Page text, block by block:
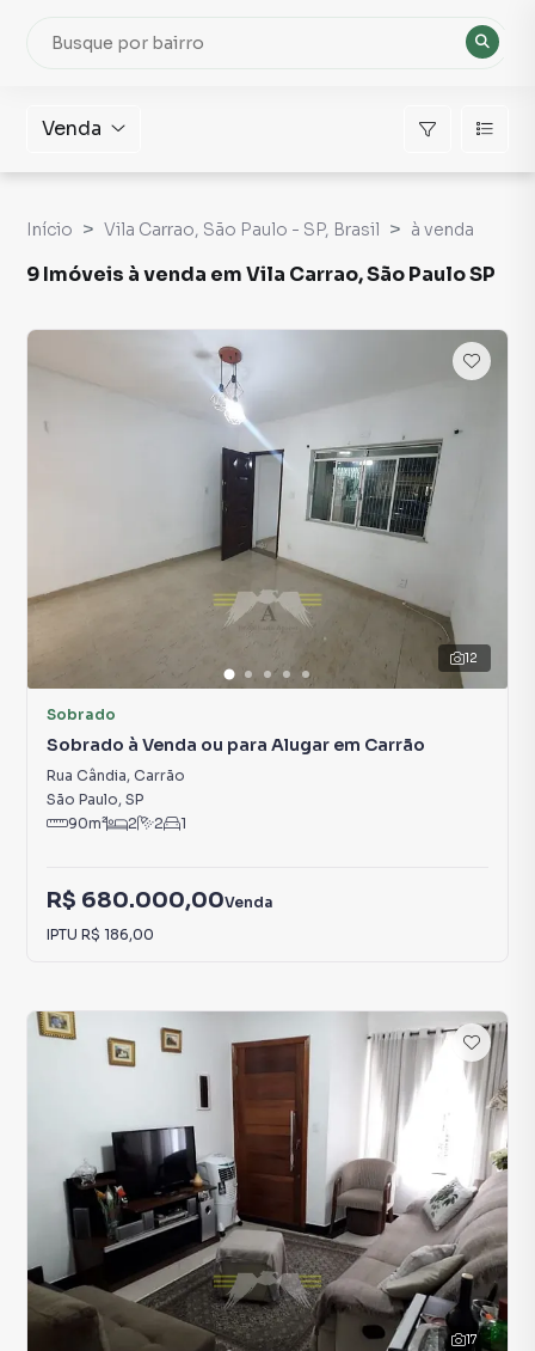
Venda
Início Vila Carrao, São Paulo - SP, Brasil à venda
9 Imóveis à venda em Vila Carrao, São Paulo SP
12
Sobrado
Sobrado à Venda ou para Alugar em Carrão
Rua Cândia, Carrão
São Paulo, SP
90m² 2 2 1
R$ 680.000,00Venda
IPTU R$ 186,00
17